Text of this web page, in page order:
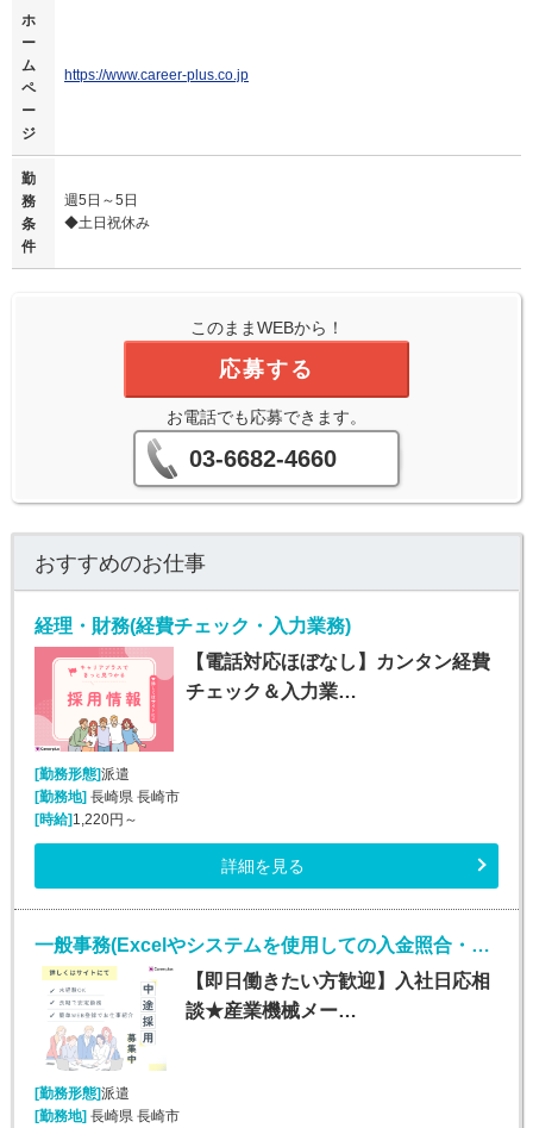
ホ
ー
ム
ペ
ー
ジ
https://www.career-plus.co.jp
勤
務
条
件
週5日～5日
◆土日祝休み
このままWEBから！
応募する
お電話でも応募できます。
03-6682-4660
おすすめのお仕事
経理・財務(経費チェック・入力業務)
【電話対応ほぼなし】カンタン経費
チェック＆入力業…
[勤務形態]派遣
[勤務地]長崎県 長崎市
[時給]1,220円～
詳細を見る
一般事務(Excelやシステムを使用しての入金照合・入力業務)
【即日働きたい方歓迎】入社日応相
談★産業機械メー…
[勤務形態]派遣
[勤務地]長崎県 長崎市